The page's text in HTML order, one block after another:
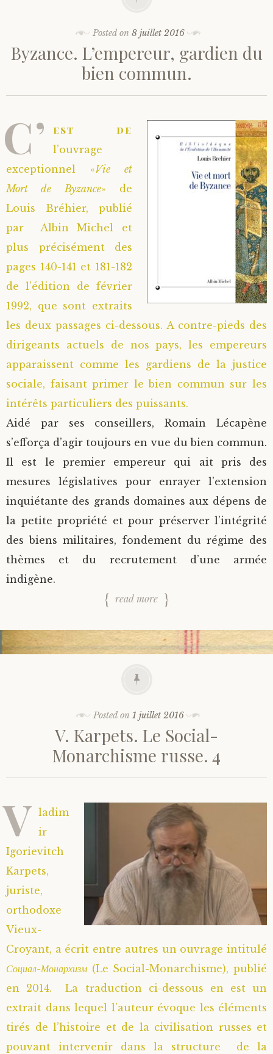
Posted on 8 juillet 2016
Byzance. L’empereur, gardien du
bien commun.
C’ est de
l’ouvrage
exceptionnel «Vie et
Mort de Byzance» de
Louis Bréhier, publié
par Albin Michel et
plus précisément des
pages 140-141 et 181-182
de l’édition de février
1992, que sont extraits
les deux passages ci-dessous. A contre-pieds des
dirigeants actuels de nos pays, les empereurs
apparaissent comme les gardiens de la justice
sociale, faisant primer le bien commun sur les
intérêts particuliers des puissants.
Aidé par ses conseillers, Romain Lécapène
s’efforça d’agir toujours en vue du bien commun.
Il est le premier empereur qui ait pris des
mesures législatives pour enrayer l’extension
inquiétante des grands domaines aux dépens de
la petite propriété et pour préserver l’intégrité
des biens militaires, fondement du régime des
thèmes et du recrutement d’une armée
indigène.
read more
Posted on 1 juillet 2016
V. Karpets. Le Social-
Monarchisme russe. 4
V ladim
ir
Igorievitch
Karpets,
juriste,
orthodoxe
Vieux-
Croyant, a écrit entre autres un ouvrage intitulé
Социал-Монархизм (Le Social-Monarchisme), publié
en 2014. La traduction ci-dessous en est un
extrait dans lequel l’auteur évoque les éléments
tirés de l’histoire et de la civilisation russes et
pouvant intervenir dans la structure de la